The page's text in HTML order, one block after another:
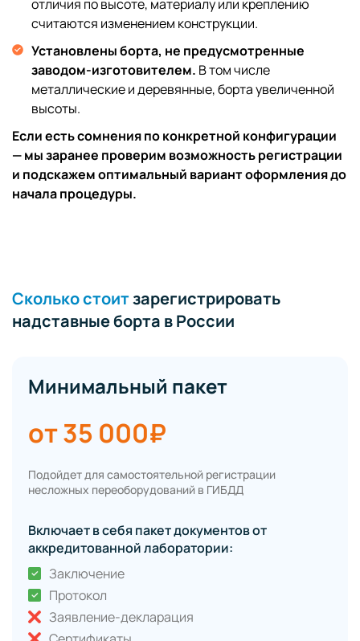
отличия по высоте, материалу или креплению
считаются изменением конструкции.
Установлены борта, не предусмотренные
заводом-изготовителем. В том числе
металлические и деревянные, борта увеличенной
высоты.
Если есть сомнения по конкретной конфигурации
— мы заранее проверим возможность регистрации
и подскажем оптимальный вариант оформления до
начала процедуры.
Сколько стоитзарегистрировать
надставные борта в России
Минимальный пакет
от 35 000₽
Подойдет для самостоятельной регистрации
несложных переоборудований в ГИБДД
Включает в себя пакет документов от
аккредитованной лаборатории:
Заключение
Протокол
Заявление-декларация